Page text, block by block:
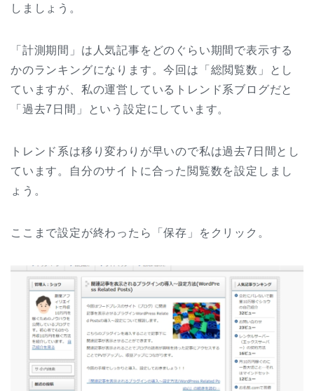
しましょう。
「計測期間」は人気記事をどのぐらい期間で表示する
かのランキングになります。今回は「総閲覧数」とし
ていますが、私の運営しているトレンド系ブログだと
「過去7日間」という設定にしています。
トレンド系は移り変わりが早いので私は過去7日間とし
ています。自分のサイトに合った閲覧数を設定しまし
ょう。
ここまで設定が終わったら「保存」をクリック。